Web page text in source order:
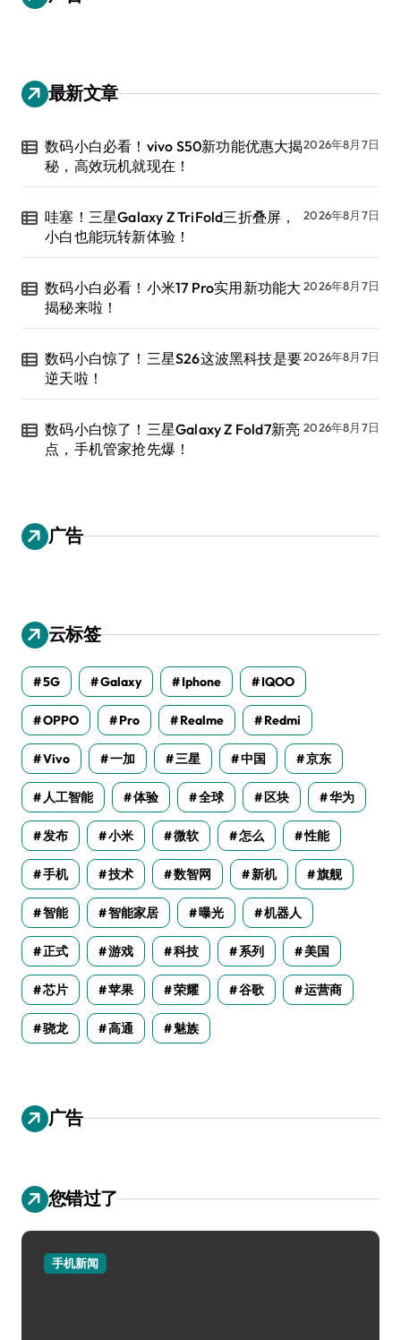
最新文章
数码小白必看！vivo S50新功能优惠大揭
秘，高效玩机就现在！
2026年8月7日
哇塞！三星Galaxy Z TriFold三折叠屏，
小白也能玩转新体验！
2026年8月7日
数码小白必看！小米17 Pro实用新功能大
揭秘来啦！
2026年8月7日
数码小白惊了！三星S26这波黑科技是要
逆天啦！
2026年8月7日
数码小白惊了！三星Galaxy Z Fold7新亮
点，手机管家抢先爆！
2026年8月7日
广告
云标签
5G Galaxy Iphone IQOO
OPPO Pro Realme Redmi
Vivo 一加 三星 中国 京东
人工智能 体验 全球 区块 华为
发布 小米 微软 怎么 性能
手机 技术 数智网 新机 旗舰
智能 智能家居 曝光 机器人
正式 游戏 科技 系列 美国
芯片 苹果 荣耀 谷歌 运营商
骁龙 高通 魅族
广告
您错过了
手机新闻